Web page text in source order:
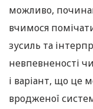
можливо,
вчимося
зусиль та
невпевненості
і варіант, що це
вродженої